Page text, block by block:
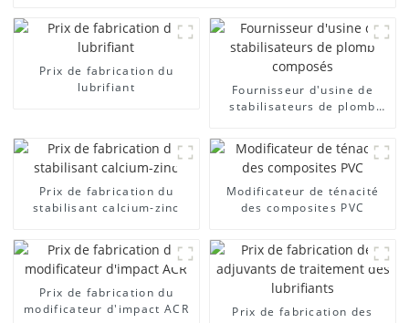
Prix ​​de fabrication du
lubrifiant
Fournisseur d'usine de
stabilisateurs de plomb
Prix ​​de fabrication du
stabilisant calcium-zinc
Modificateur de ténacité
des composites PVC
Prix ​​de fabrication du
modificateur d'impact ACR
Prix ​​de fabrication des